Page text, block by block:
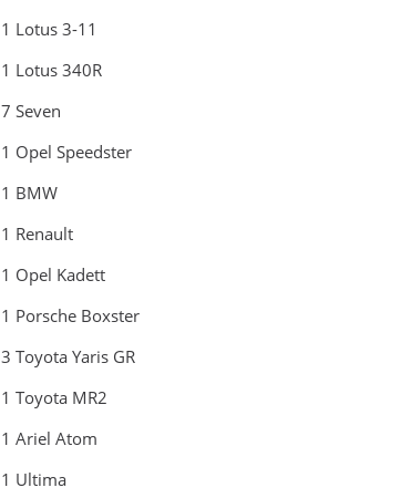
1 Lotus 3-11
1 Lotus 340R
7 Seven
1 Opel Speedster
1 BMW
1 Renault
1 Opel Kadett
1 Porsche Boxster
3 Toyota Yaris GR
1 Toyota MR2
1 Ariel Atom
1 Ultima